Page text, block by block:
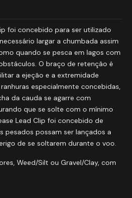
foi concebido para ser utilizado
largar a chumbada assim
quando se pesca em lagos com
O braço de retenção é
a ejeção e a extremidade
especialmente concebidas,
da cauda se agarre com
que se solte com o mínimo
Lead Clip foi concebido de
pesados possam ser lançados a
de se soltarem durante o voo.
Weed/Silt ou Gravel/Clay, com